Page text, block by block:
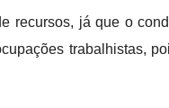
recursos, já que o
trabalhistas,